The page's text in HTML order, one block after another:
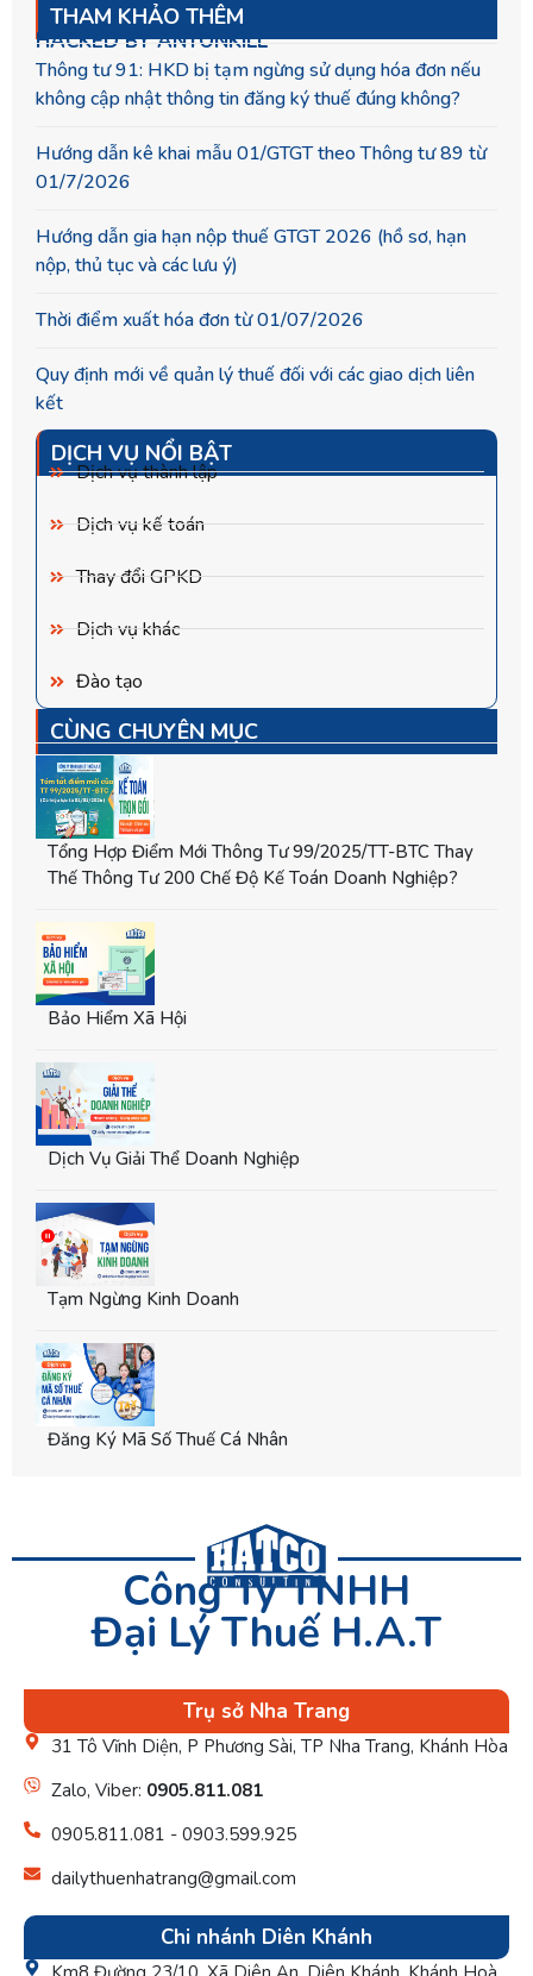
THAM KHẢO THÊM
HACKED BY ANTONKILL
Thông tư 91: HKD bị tạm ngừng sử dụng hóa đơn nếu
không cập nhật thông tin đăng ký thuế đúng không?
Hướng dẫn kê khai mẫu 01/GTGT theo Thông tư 89 từ
01/7/2026
Hướng dẫn gia hạn nộp thuế GTGT 2026 (hồ sơ, hạn
nộp, thủ tục và các lưu ý)
Thời điểm xuất hóa đơn từ 01/07/2026
Quy định mới về quản lý thuế đối với các giao dịch liên
kết
DỊCH VỤ NỔI BẬT
Dịch vụ thành lập
Dịch vụ kế toán
Thay đổi GPKD
Dịch vụ khác
Đào tạo
CÙNG CHUYÊN MỤC
Tổng Hợp Điểm Mới Thông Tư 99/2025/TT-BTC Thay
Thế Thông Tư 200 Chế Độ Kế Toán Doanh Nghiệp?
Bảo Hiểm Xã Hội
Dịch Vụ Giải Thể Doanh Nghiệp
Tạm Ngừng Kinh Doanh
Đăng Ký Mã Số Thuế Cá Nhân
Công Ty TNHH
Đại Lý Thuế H.A.T
Trụ sở Nha Trang
31 Tô Vĩnh Diện, P Phương Sài, TP Nha Trang, Khánh Hòa
Zalo, Viber: 0905.811.081
0905.811.081 - 0903.599.925
dailythuenhatrang@gmail.com
Chi nhánh Diên Khánh